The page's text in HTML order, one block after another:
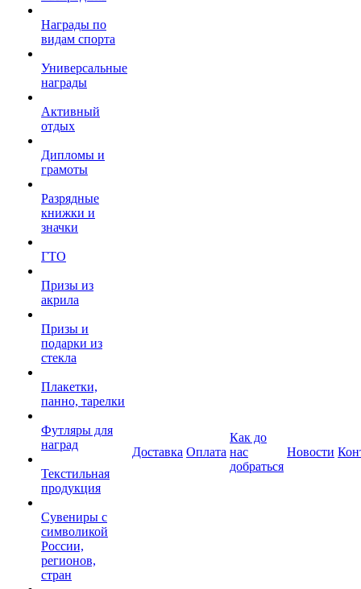
Награды по
видам спорта
Универсальные
награды
Активный
отдых
Дипломы и
грамоты
Разрядные
книжки и
значки
ГТО
Призы из
акрила
Призы и
подарки из
стекла
Плакетки,
панно, тарелки
Футляры для
наград
Текстильная
продукция
Сувениры с
символикой
России,
регионов,
стран
Доставка Оплата
Как до
нас
добраться
Новости